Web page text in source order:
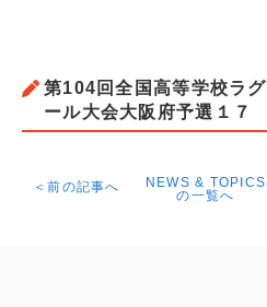
第104回全国高等学校ラ
ール大会大阪府予選１７
＜前の記事へ
NEWS & TOPICS
の一覧へ